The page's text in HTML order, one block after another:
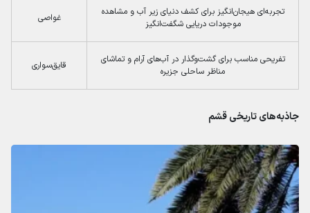
تجربه‌ای هیجان‌انگیز برای کشف دنیای زیر آب و مشاهده
موجودات دریایی شگفت‌انگیز
غواصی
تفریحی مناسب برای گشت‌وگذار در آب‌های آرام و تماشای
مناظر ساحلی جزیره
قایق‌سواری
جاذبه‌های تاریخی قشم